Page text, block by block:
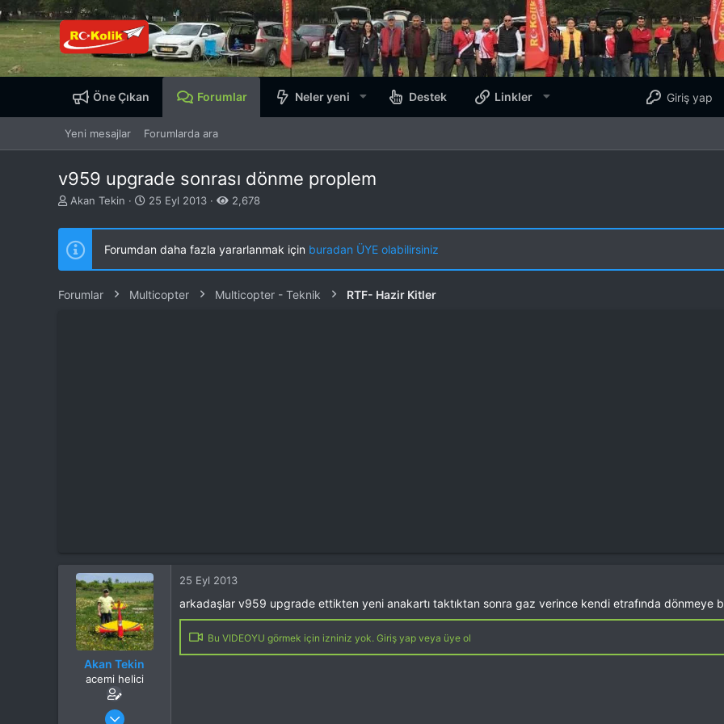
Öne Çıkan Forumlar Neler yeni Destek Linkler Giriş yap
Yeni mesajlar Forumlarda ara
v959 upgrade sonrası dönme proplem
K
n
b
u
y
b
Akan Tekin
B
ş
a
n
g
ı
25 Eyl 2013 2,678
Forumdan daha fazla yararlanmak için buradan ÜYE olabilirsiniz
Forumlar Multicopter Multicopter - Teknik RTF- Hazir Kitler
Akan Tekin
acemi helici
25 Eyl 2013
arkadaşlar v959 upgrade ettikten yeni anakartı taktıktan sonra gaz verince kendi etrafında dönmeye
Bu VIDEOYU görmek için izniniz yok. Giriş yap veya üye ol